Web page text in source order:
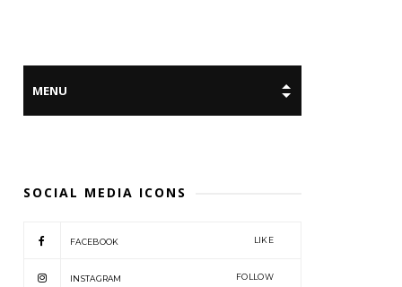
SOCIAL MEDIA ICONS
FACEBOOK LIKE
INSTAGRAM FOLLOW